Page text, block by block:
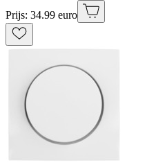
Prijs: 34.99 euro